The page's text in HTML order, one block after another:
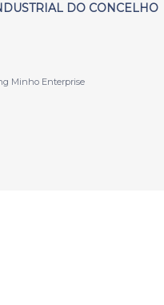
DO CONCELHO
Minho Enterprise